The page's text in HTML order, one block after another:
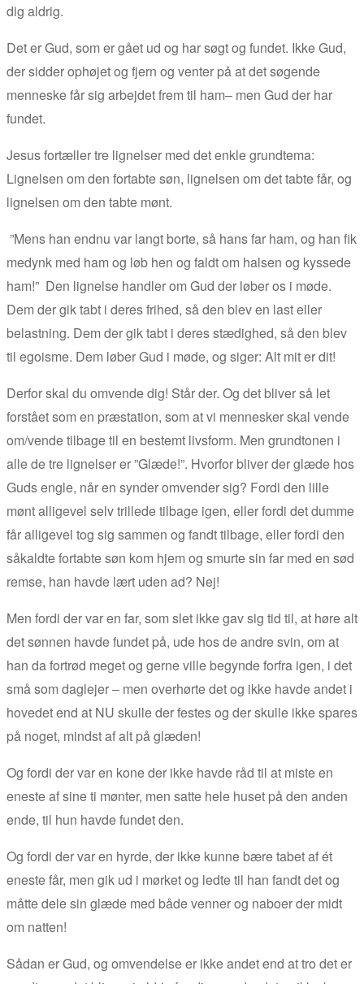
dig aldrig.
Det er Gud, som er gået ud og har søgt og fundet. Ikke Gud,
der sidder ophøjet og fjern og venter på at det søgende
menneske får sig arbejdet frem til ham– men Gud der har
fundet.
Jesus fortæller tre lignelser med det enkle grundtema:
Lignelsen om den fortabte søn, lignelsen om det tabte får, og
lignelsen om den tabte mønt.
”Mens han endnu var langt borte, så hans far ham, og han fik
medynk med ham og løb hen og faldt om halsen og kyssede
ham!” Den lignelse handler om Gud der løber os i møde.
Dem der gik tabt i deres frihed, så den blev en last eller
belastning. Dem der gik tabt i deres stædighed, så den blev
til egoisme. Dem løber Gud i møde, og siger: Alt mit er dit!
Derfor skal du omvende dig! Står der. Og det bliver så let
forstået som en præstation, som at vi mennesker skal vende
om/vende tilbage til en bestemt livsform. Men grundtonen i
alle de tre lignelser er ”Glæde!”. Hvorfor bliver der glæde hos
Guds engle, når en synder omvender sig? Fordi den lille
mønt alligevel selv trillede tilbage igen, eller fordi det dumme
får alligevel tog sig sammen og fandt tilbage, eller fordi den
såkaldte fortabte søn kom hjem og smurte sin far med en sød
remse, han havde lært uden ad? Nej!
Men fordi der var en far, som slet ikke gav sig tid til, at høre alt
det sønnen havde fundet på, ude hos de andre svin, om at
han da fortrød meget og gerne ville begynde forfra igen, i det
små som daglejer – men overhørte det og ikke havde andet i
hovedet end at NU skulle der festes og der skulle ikke spares
på noget, mindst af alt på glæden!
Og fordi der var en kone der ikke havde råd til at miste en
eneste af sine ti mønter, men satte hele huset på den anden
ende, til hun havde fundet den.
Og fordi der var en hyrde, der ikke kunne bære tabet af ét
eneste får, men gik ud i mørket og ledte til han fandt det og
måtte dele sin glæde med både venner og naboer der midt
om natten!
Sådan er Gud, og omvendelse er ikke andet end at tro det er